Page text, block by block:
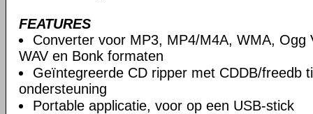
FEATURES
Converter voor MP3, MP4/M4A, WMA, Ogg
WAV en Bonk formaten
Geïntegreerde CD ripper met CDDB/freedb
ondersteuning
Portable applicatie, voor op een USB-stick